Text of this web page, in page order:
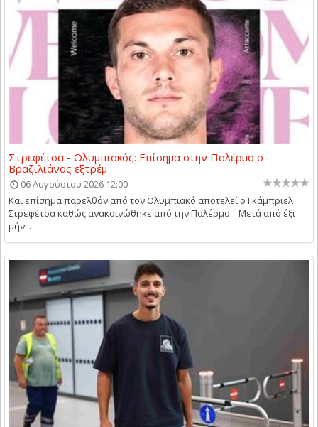
Στρεφέτσα - Ολυμπιακός: Επίσημα στην Παλέρμο ο
Βραζιλιάνος εξτρέμ
06 Αυγούστου 2026 12:00
Και επίσημα παρελθόν από τον Ολυμπιακό αποτελεί ο Γκάμπριελ
Στρεφέτσα καθώς ανακοινώθηκε από την Παλέρμο. Μετά από έξι
μήν...